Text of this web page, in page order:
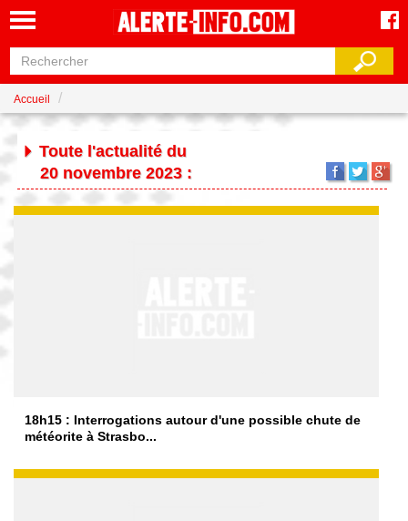
Accueil
Toute l'actualité du
20 novembre 2023 :
18h15 : Interrogations autour d'une possible chute de
météorite à Strasbo...